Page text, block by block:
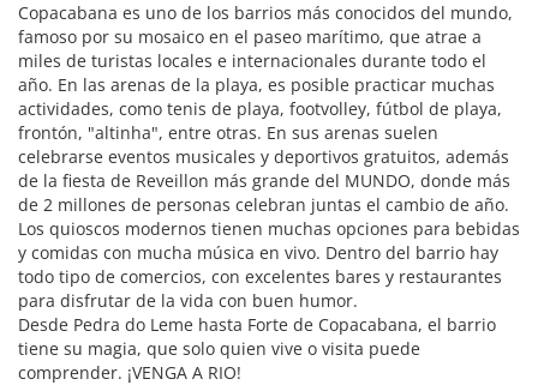
Copacabana es uno de los barrios más conocidos del mundo,
famoso por su mosaico en el paseo marítimo, que atrae a
miles de turistas locales e internacionales durante todo el
año. En las arenas de la playa, es posible practicar muchas
actividades, como tenis de playa, footvolley, fútbol de playa,
frontón, "altinha", entre otras. En sus arenas suelen
celebrarse eventos musicales y deportivos gratuitos, además
de la fiesta de Reveillon más grande del MUNDO, donde más
de 2 millones de personas celebran juntas el cambio de año.
Los quioscos modernos tienen muchas opciones para bebidas
y comidas con mucha música en vivo. Dentro del barrio hay
todo tipo de comercios, con excelentes bares y restaurantes
para disfrutar de la vida con buen humor.
Desde Pedra do Leme hasta Forte de Copacabana, el barrio
tiene su magia, que solo quien vive o visita puede
comprender. ¡VENGA A RIO!